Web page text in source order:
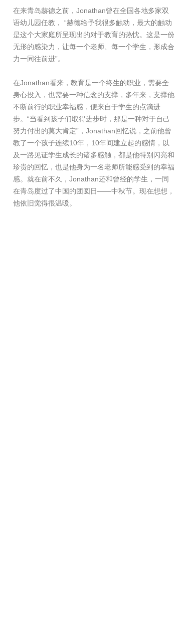
在来青岛赫德之前，Jonathan曾在全国各地多家双
语幼儿园任教， “赫德给予我很多触动，最大的触动
是这个大家庭所呈现出的对于教育的热忱。这是一份
无形的感染力，让每一个老师、每一个学生，形成合
力一同往前进”。
在Jonathan看来，教育是一个终生的职业，需要全
身心投入，也需要一种信念的支撑，多年来，支撑他
不断前行的职业幸福感，便来自于学生的点滴进
步。“当看到孩子们取得进步时，那是一种对于自己
努力付出的莫大肯定”，Jonathan回忆说，之前他曾
教了一个孩子连续10年，10年间建立起的感情，以
及一路见证学生成长的诸多感触，都是他特别闪亮和
珍贵的回忆，也是他身为一名老师所能感受到的幸福
感。就在前不久，Jonathan还和曾经的学生，一同
在青岛度过了中国的团圆日——中秋节。现在想想，
他依旧觉得很温暖。